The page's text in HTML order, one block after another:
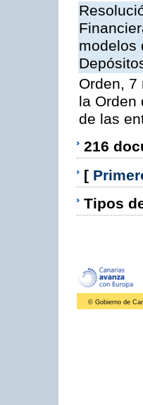
modelos
Orden, 7
la Orden
de las
216
[
Tipos
© Gobierno de